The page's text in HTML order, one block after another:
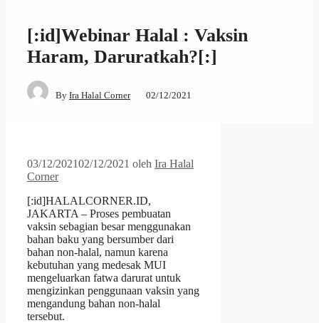
[:id]Webinar Halal : Vaksin
Haram, Daruratkah?[:]
By Ira Halal Corner 02/12/2021
03/12/202102/12/2021 oleh Ira Halal
Corner
[:id]HALALCORNER.ID,
JAKARTA – Proses pembuatan
vaksin sebagian besar menggunakan
bahan baku yang bersumber dari
bahan non-halal, namun karena
kebutuhan yang medesak MUI
mengeluarkan fatwa darurat untuk
mengizinkan penggunaan vaksin yang
mengandung bahan non-halal
tersebut.